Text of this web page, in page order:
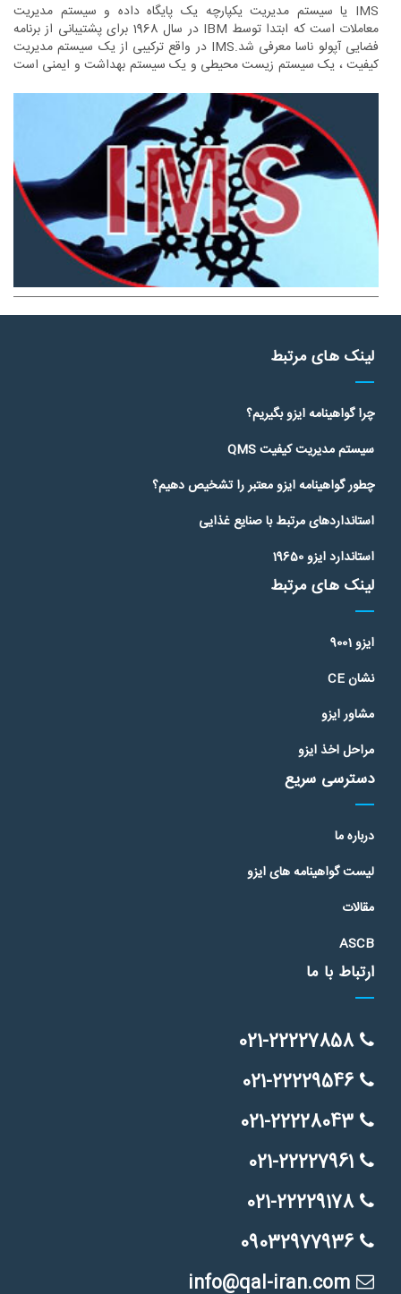
IMS یا سیستم مدیریت یکپارچه یک پایگاه داده و سیستم مدیریت
معاملات است که ابتدا توسط IBM در سال 1968 برای پشتیبانی از برنامه
فضایی آپولو ناسا معرفی شد.IMS در واقع ترکیبی از یک سیستم مدیریت
کیفیت ، یک سیستم زیست محیطی و یک سیستم بهداشت و ایمنی است
دهند.اخذ گواهینامه سیستم IMS نقش مهمی در افزایش سرعت رشد
شرکت ها و همچنین کاهش هزینه های کیفی دارد.
لینک های مرتبط
چرا گواهینامه ایزو بگیریم؟
سیستم مدیریت کیفیت QMS
چطور گواهینامه ایزو معتبر را تشخیص دهیم؟
استانداردهای مرتبط با صنایع غذایی
استاندارد ایزو 19650
لینک های مرتبط
ایزو 9001
نشان CE
مشاور ایزو
مراحل اخذ ایزو
دسترسی سریع
درباره ما
لیست گواهینامه های ایزو
مقالات
ASCB
ارتباط با ما
021-22227858
021-22229546
021-22228043
021-22227961
021-22229178
09032977936
info@qal-iran.com